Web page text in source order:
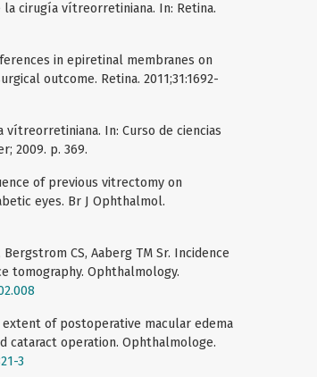
la cirugía vítreorretiniana. In: Retina.
in epiretinal membranes on
outcome. Retina. 2011;31:1692-
vítreorretiniana. In: Curso de ciencias
2009. p. 369.
of previous vitrectomy on
eyes. Br J Ophthalmol.
Bergstrom CS, Aaberg TM Sr. Incidence
tomography. Ophthalmology.
extent of postoperative macular edema
operation. Ophthalmologe.
3